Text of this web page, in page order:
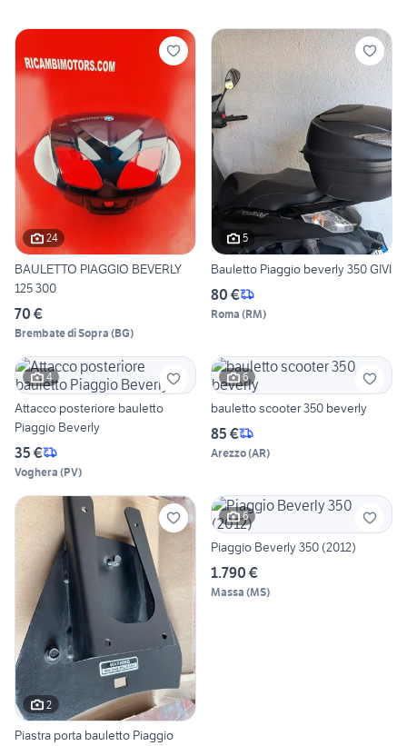
24
BAULETTO PIAGGIO BEVERLY
125 300
70 €
Brembate di Sopra (BG)
5
Bauletto Piaggio beverly 350 GIVI
80 €
Roma (RM)
4
Attacco posteriore bauletto
Piaggio Beverly
35 €
Voghera (PV)
6
bauletto scooter 350 beverly
85 €
Arezzo(AR)
2
Piastra porta bauletto Piaggio
6
Piaggio Beverly 350 (2012)
1.790 €
Massa (MS)